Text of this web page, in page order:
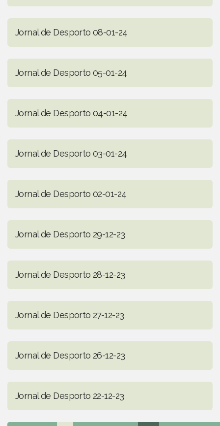
Jornal de Desporto 08-01-24
Jornal de Desporto 05-01-24
Jornal de Desporto 04-01-24
Jornal de Desporto 03-01-24
Jornal de Desporto 02-01-24
Jornal de Desporto 29-12-23
Jornal de Desporto 28-12-23
Jornal de Desporto 27-12-23
Jornal de Desporto 26-12-23
Jornal de Desporto 22-12-23